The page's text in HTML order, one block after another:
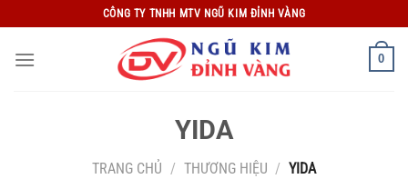
qua
nội
CÔNG TY TNHH MTV NGŨ KIM ĐỈNH VÀNG
0
YIDA
TRANG CHỦ / THƯƠNG HIỆU / YIDA